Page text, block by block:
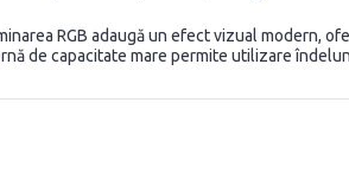
RGB adaugă un efect vizual modern,
de capacitate mare permite utilizare